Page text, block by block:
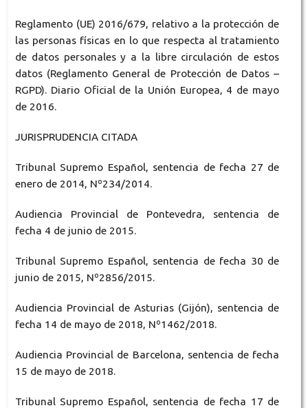
Reglamento (UE) 2016/679, relativo a la protección de
las personas físicas en lo que respecta al tratamiento
de datos personales y a la libre circulación de estos
datos (Reglamento General de Protección de Datos –
RGPD). Diario Oficial de la Unión Europea, 4 de mayo
de 2016.
JURISPRUDENCIA CITADA
Tribunal Supremo Español, sentencia de fecha 27 de
enero de 2014, Nº234/2014.
Audiencia Provincial de Pontevedra, sentencia de
fecha 4 de junio de 2015.
Tribunal Supremo Español, sentencia de fecha 30 de
junio de 2015, Nº2856/2015.
Audiencia Provincial de Asturias (Gijón), sentencia de
fecha 14 de mayo de 2018, Nº1462/2018.
Audiencia Provincial de Barcelona, sentencia de fecha
15 de mayo de 2018.
Tribunal Supremo Español, sentencia de fecha 17 de